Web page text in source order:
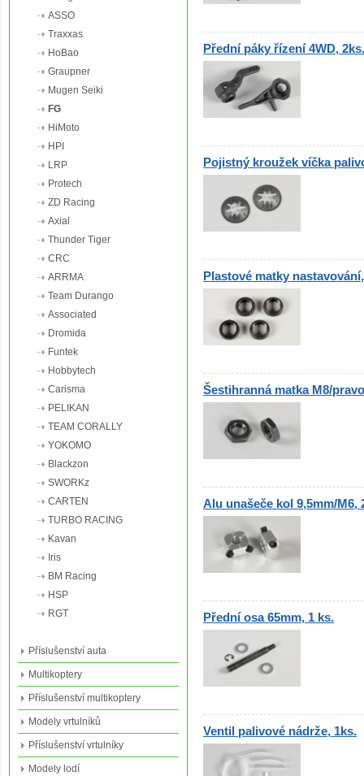
Přední páky řízení 4WD, 2ks.
Pojistný kroužek víčka
Plastové matky
Šestihranná matka M8/
Alu unašeče kol 9,5mm/M6,
Přední osa 65mm, 1 ks.
Ventil palivové nádrže, 1ks.
ASSO
Traxxas
HoBao
Graupner
Mugen Seiki
FG
HiMoto
HPI
LRP
Protech
ZD Racing
Axial
Thunder Tiger
CRC
ARRMA
Team Durango
Associated
Dromida
Funtek
Hobbytech
Carisma
PELIKAN
TEAM CORALLY
YOKOMO
Blackzon
SWORKz
CARTEN
TURBO RACING
Kavan
Iris
BM Racing
HSP
RGT
Příslušenství auta
Multikoptery
Příslušenství multikoptery
Modely vrtulníků
Příslušenství vrtulníky
Modely lodí